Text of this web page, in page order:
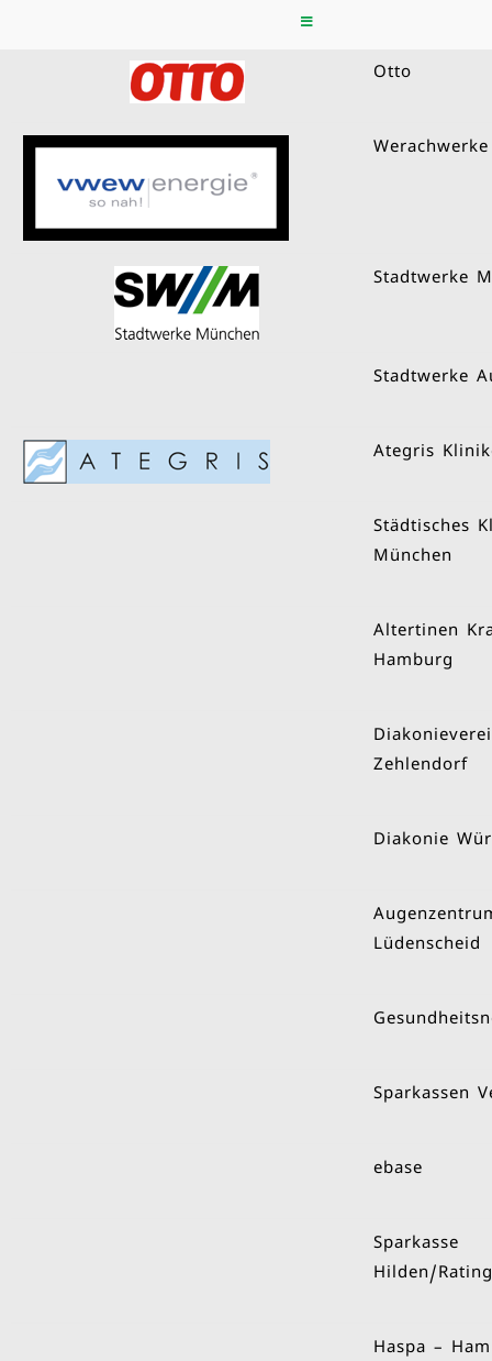
Otto
Werachwerke
Stadtwerke
Stadtwerke
Ategris
Städtisches
München
Altertinen
Hamburg
Zehlendorf
Diakonie
Lüdenscheid
Sparkassen
ebase
Sparkasse
Hilden/
Haspa –